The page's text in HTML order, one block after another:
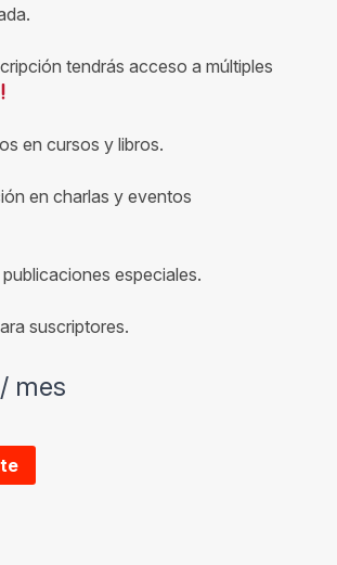
tendrás acceso a múltiples
en cursos y libros.
en charlas y eventos
especiales.
suscriptores.
/ mes